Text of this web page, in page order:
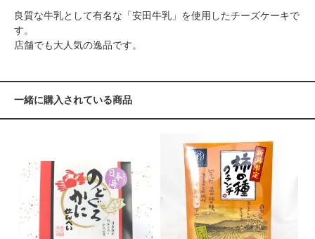
良質な牛乳として有名な「安田牛乳」を使用したチーズケーキで
す。
店舗でも大人気の逸品です。
一緒に購入されている商品